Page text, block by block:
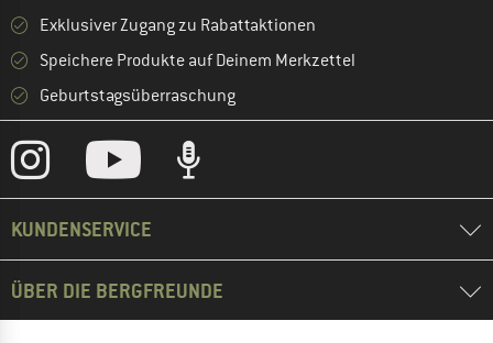
Exklusiver Zugang zu Rabattaktionen
Speichere Produkte auf Deinem Merkzettel
Geburtstagsüberraschung
KUNDENSERVICE
ÜBER DIE BERGFREUNDE